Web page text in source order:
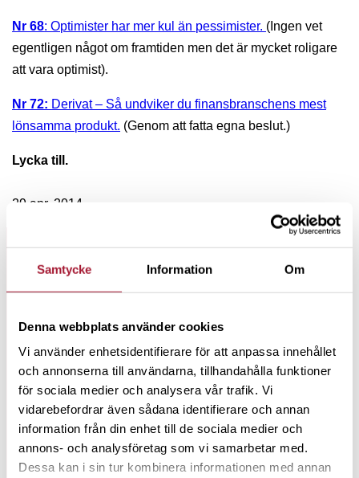
Samtycke Information Om
Denna webbplats använder cookies
Vi använder enhetsidentifierare för att anpassa innehållet
och annonserna till användarna, tillhandahålla funktioner
för sociala medier och analysera vår trafik. Vi
vidarebefordrar även sådana identifierare och annan
information från din enhet till de sociala medier och
annons- och analysföretag som vi samarbetar med.
Dessa kan i sin tur kombinera informationen med annan
Nr 68: Optimister har mer kul än pessimister. (Ingen vet
egentligen något om framtiden men det är mycket roligare
att vara optimist).
Nr 72: Derivat – Så undviker du finansbranschens mest
lönsamma produkt. (Genom att fatta egna beslut.)
Lycka till.
29 apr, 2014
ARKIV SPARREBELLEN
SPENDERA MEDAN DU LEVER
#163
Börjessons börsspaning för 2026